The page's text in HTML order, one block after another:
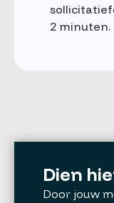
2 minuten.
Dien
Door jouw